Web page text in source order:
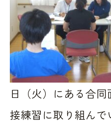
日（火）にある合
接練習に取り組んで